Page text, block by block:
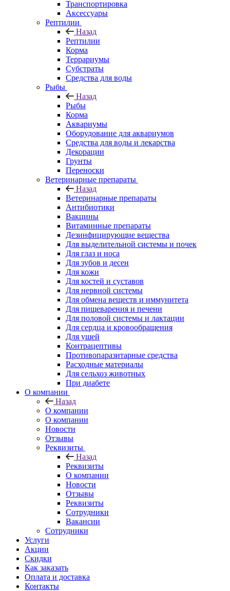
Транспортировка
Аксессуары
Рептилии
Назад
Рептилии
Корма
Террариумы
Субстраты
Средства для воды
Рыбы
Назад
Рыбы
Корма
Аквариумы
Оборудование для аквариумов
Средства для воды и лекарства
Декорации
Грунты
Переноски
Ветеринарные препараты
Назад
Ветеринарные препараты
Антибиотики
Вакцины
Витаминные препараты
Дезинфицирующие вещества
Для выделительной системы и почек
Для глаз и носа
Для зубов и десен
Для кожи
Для костей и суставов
Для нервной системы
Для обмена веществ и иммунитета
Для пищеварения и печени
Для половой системы и лактации
Для сердца и кровообращения
Для ушей
Контрацептивы
Противопаразитарные средства
Расходные материалы
Для сельхоз животных
При диабете
О компании
Назад
О компании
О компании
Новости
Отзывы
Реквизиты
Назад
Реквизиты
О компании
Новости
Отзывы
Реквизиты
Сотрудники
Вакансии
Сотрудники
Услуги
Акции
Скидки
Как заказать
Оплата и доставка
Контакты